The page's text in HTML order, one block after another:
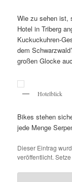
Wie zu sehen ist,
Hotel in Triberg
Kuckuckuhren-
dem
großen Glocke
Hotelblick
Bikes stehen
jede Menge
Dieser Eintrag
veröffentlicht.